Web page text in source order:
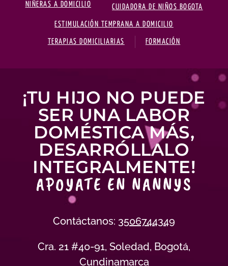
NIÑERAS A DOMICILIO CUIDADORA DE NIÑOS BOGOTA
ESTIMULACIÓN TEMPRANA A DOMICILIO
TERAPIAS DOMICILIARIAS FORMACIÓN
¡TU HIJO NO PUEDE
SER UNA LABOR
DOMÉSTICA MÁS,
DESARRÓLLALO
INTEGRALMENTE!
APOYATE EN NANNYS
Contáctanos: 3506744349
Cra. 21 #40-91, Soledad, Bogotá,
Cundinamarca